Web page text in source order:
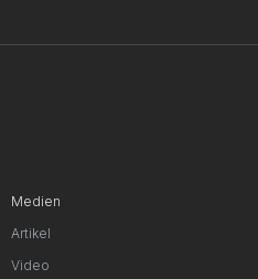
Medien
Artikel
Video